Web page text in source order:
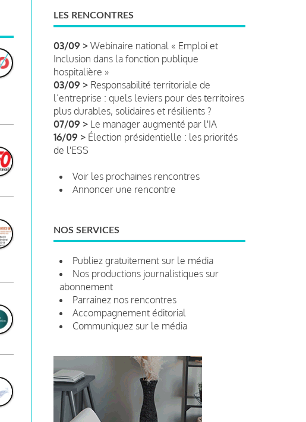
LES RENCONTRES
03/09 > Webinaire national « Emploi et
Inclusion dans la fonction publique
hospitalière »
03/09 > Responsabilité territoriale de
l’entreprise : quels leviers pour des territoires
plus durables, solidaires et résilients ?
07/09 > Le manager augmenté par l'IA
16/09 > Élection présidentielle : les priorités
de l'ESS
Voir les prochaines rencontres
Annoncer une rencontre
NOS SERVICES
Publiez gratuitement sur le média
Nos productions journalistiques sur
abonnement
Parrainez nos rencontres
Accompagnement éditorial
Communiquez sur le média